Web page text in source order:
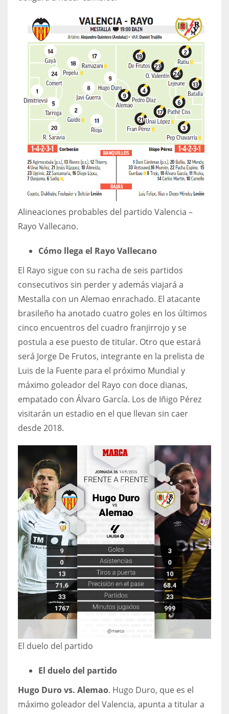
MIA
17
22
Alineaciones probables del partido Valencia –
Rayo Vallecano.
Cómo llega el Rayo Vallecano
El Rayo sigue con su racha de seis partidos
consecutivos sin perder y además viajará a
Mestalla con un Alemao enrachado. El atacante
brasileño ha anotado cuatro goles en los últimos
cinco encuentros del cuadro franjirrojo y se
postula a ese puesto de titular. Otro que estará
será Jorge De Frutos, integrante en la prelista de
Luis de la Fuente para el próximo Mundial y
máximo goleador del Rayo con doce dianas,
empatado con Álvaro García. Los de Iñigo Pérez
visitarán un estadio en el que llevan sin caer
desde 2018.
El duelo del partido
El duelo del partido
Hugo Duro vs. Alemao. Hugo Duro, que es el
máximo goleador del Valencia, apunta a titular a